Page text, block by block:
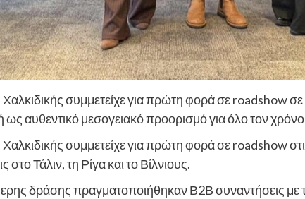
συμμετείχε για πρώτη φορά σε roadshow σε
αυθεντικό μεσογειακό προορισμό για όλο τον χρόνο
συμμετείχε για πρώτη φορά σε roadshow
στο Τάλιν, τη Ρίγα και το Βίλνιους.
δράσης πραγματοποιήθηκαν Β2Β συναντήσεις με